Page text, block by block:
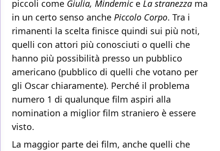
piccoli come Giulia, Mindemice La stranezza ma
in un certo senso anche Piccolo Corpo. Tra i
rimanenti la scelta finisce quindi sui più noti,
quelli con attori più conosciuti o quelli che
hanno più possibilità presso un pubblico
americano (pubblico di quelli che votano per
gli Oscar chiaramente). Perché il problema
numero 1 di qualunque film aspiri alla
nomination a miglior film straniero è essere
visto.
La maggior parte dei film, anche quelli che